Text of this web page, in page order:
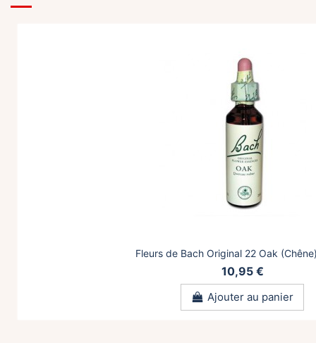
Fleurs de Bach Original 22 Oak
10,95 €
Ajouter au panier